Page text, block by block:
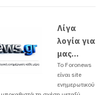
Λίγα
λογία για
μας...
Το Foronews
είναι site
ενημερωτικού